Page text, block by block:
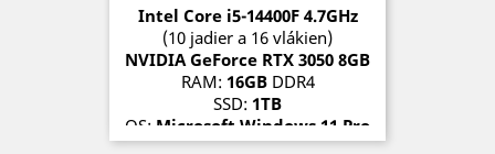
Intel Core i5-14400F 4.7GHz
(10 jadier a 16 vlákien)
NVIDIA GeForce RTX 3050 8GB
RAM: 16GBDDR4
SSD: 1TB
OS: Microsoft Windows 11 Pro